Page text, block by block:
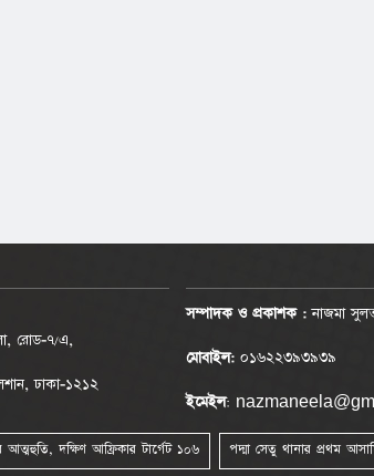
রোড-৭/এ,
ঢাকা-১২১২
সম্পাদক ও প্রকাশক :নাজমা
মোবাইল: ০১৬২২৩৯৩৯৩৯
ইমেইল:
পদ্মা সেতু থানার প্রথম
আত্মহুতি, দক্ষিণ আফ্রিকার টার্গেট ১০৬